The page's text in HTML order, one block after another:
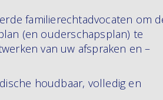
familierechtadvocaten om
(en ouderschapsplan) te
van uw afspraken en –
houdbaar, volledig en